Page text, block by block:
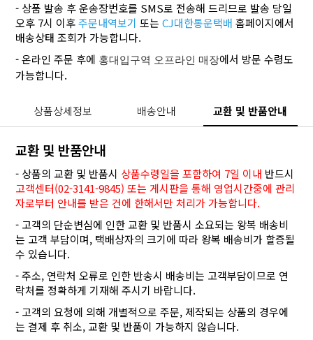
- 상품 발송 후 운송장번호를 SMS로 전송해 드리므로 발송 당일
오후 7시 이후주문내역보기 또는CJ대한통운택배 홈페이지에서
배송상태 조회가 가능합니다.
- 온라인 주문 후에 홍대입구역 오프라인 매장에서 방문 수령도
가능합니다.
상품상세정보 배송안내 교환 및 반품안내
교환 및 반품안내
- 상품의 교환 및 반품시 상품수령일을 포함하여 7일 이내 반드시
고객센터(02-3141-9845) 또는 게시판을 통해 영업시간중에 관리
자로부터 안내를 받은 건에 한해서만 처리가 가능합니다.
- 고객의 단순변심에 인한 교환 및 반품시 소요되는 왕복 배송비
는 고객 부담이며, 택배상자의 크기에 따라 왕복 배송비가 할증될
수 있습니다.
- 주소, 연락처 오류로 인한 반송시 배송비는 고객부담이므로 연
락처를 정확하게 기재해 주시기 바랍니다.
- 고객의 요청에 의해 개별적으로 주문, 제작되는 상품의 경우에
는 결제 후 취소, 교환 및 반품이 가능하지 않습니다.